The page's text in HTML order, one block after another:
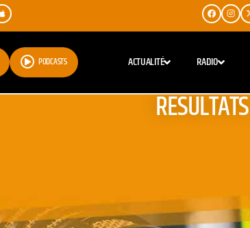
PODCASTS ACTUALITÉ RADIO
RESULTATS